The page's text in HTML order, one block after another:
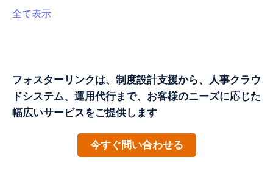
全て表示
フォスターリンクは、制度設計支援から、人事クラウ
ドシステム、運用代行まで、お客様のニーズに応じた
幅広いサービスをご提供します
今すぐ問い合わせる